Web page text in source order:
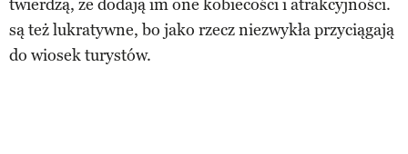
twierdzą, że dodają im one kobiecości i atrakcyjności.
są też lukratywne, bo jako rzecz niezwykła przyciągają
do wiosek turystów.